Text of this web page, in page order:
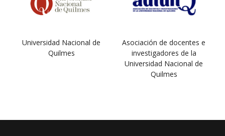
Universidad Nacional de
Quilmes
Asociación de docentes e
investigadores de la
Universidad Nacional de
Quilmes